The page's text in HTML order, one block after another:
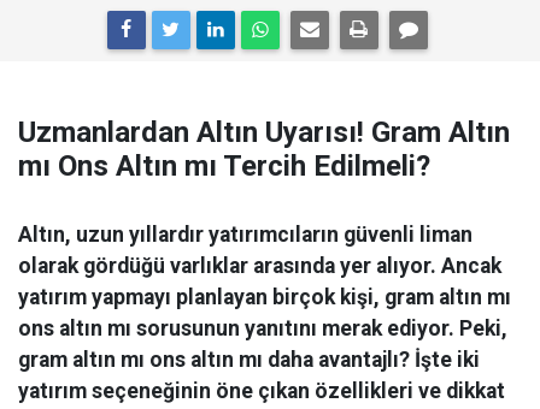
Uzmanlardan Altın Uyarısı! Gram Altın
mı Ons Altın mı Tercih Edilmeli?
Altın, uzun yıllardır yatırımcıların güvenli liman
olarak gördüğü varlıklar arasında yer alıyor. Ancak
yatırım yapmayı planlayan birçok kişi, gram altın mı
ons altın mı sorusunun yanıtını merak ediyor. Peki,
gram altın mı ons altın mı daha avantajlı? İşte iki
yatırım seçeneğinin öne çıkan özellikleri ve dikkat